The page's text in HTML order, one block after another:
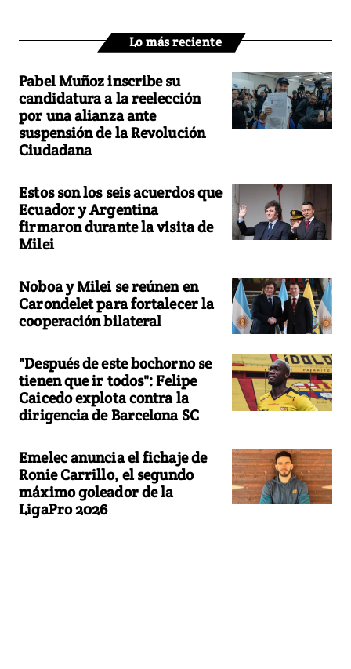
Lo más reciente
Pabel Muñoz inscribe su
candidatura a la reelección
por una alianza ante
suspensión de la Revolución
Ciudadana
Estos son los seis acuerdos que
Ecuador y Argentina
firmaron durante la visita de
Milei
Noboa y Milei se reúnen en
Carondelet para fortalecer la
cooperación bilateral
"Después de este bochorno se
tienen que ir todos": Felipe
Caicedo explota contra la
dirigencia de Barcelona SC
Emelec anuncia el fichaje de
Ronie Carrillo, el segundo
máximo goleador de la
LigaPro 2026